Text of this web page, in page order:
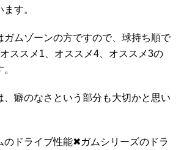
す。
ガムゾーンの方ですので、球持ち順で
ススメ1、オススメ4、オススメ3の
、癖のなさという部分も大切かと思い
のドライブ性能✖︎ガムシリーズのドラ